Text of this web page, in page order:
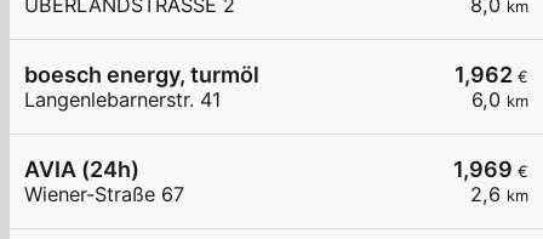
8,0 km
ÜBERLÄNDSTRASSE 2
1,962 €
6,0 km
boesch energy, turmöl
Langenlebarnerstr. 41
1,969 €
2,6 km
AVIA (24h)
Wiener-Straße 67